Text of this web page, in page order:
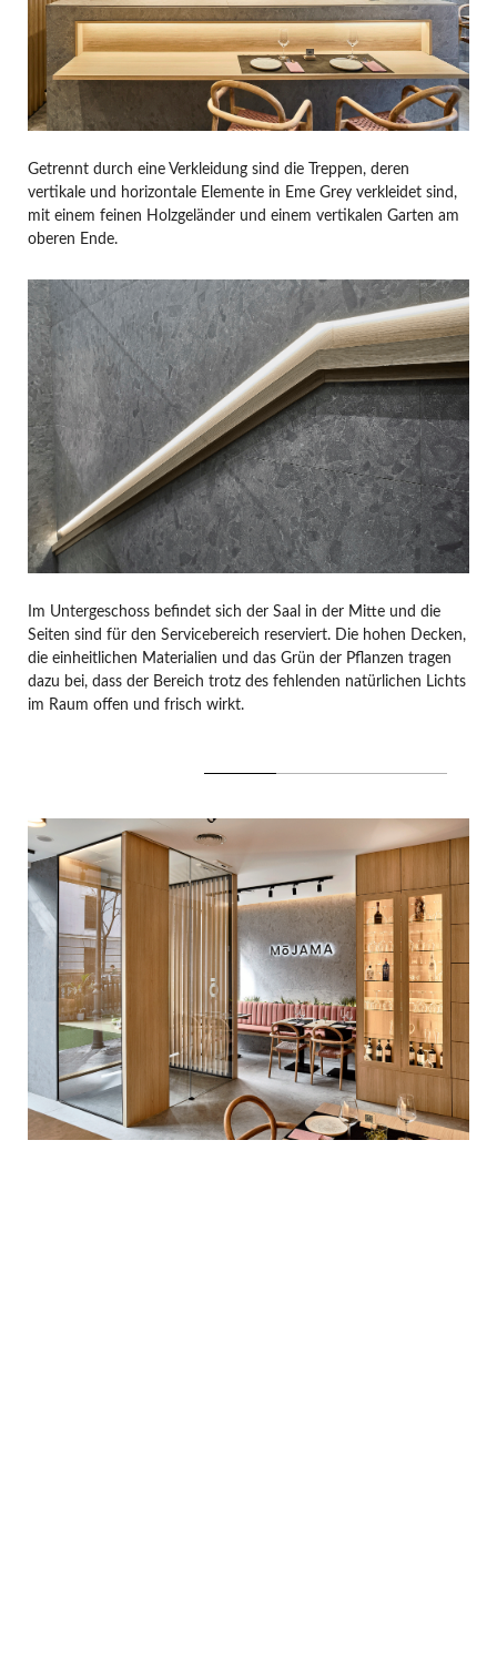
Getrennt durch eine Verkleidung sind die Treppen, deren
vertikale und horizontale Elemente in Eme Grey verkleidet sind,
mit einem feinen Holzgeländer und einem vertikalen Garten am
oberen Ende.
Im Untergeschoss befindet sich der Saal in der Mitte und die
Seiten sind für den Servicebereich reserviert. Die hohen Decken,
die einheitlichen Materialien und das Grün der Pflanzen tragen
dazu bei, dass der Bereich trotz des fehlenden natürlichen Lichts
im Raum offen und frisch wirkt.